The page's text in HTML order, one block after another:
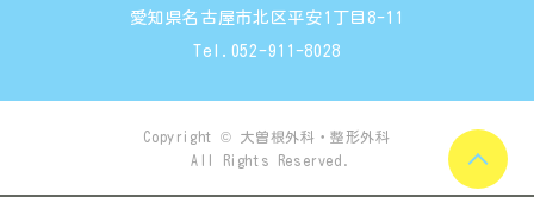
愛知県名古屋市北区平安1丁目8-11
Tel. 052-911-8028
Copyright © 大曽根外科・整形外科
All Rights Reserved.